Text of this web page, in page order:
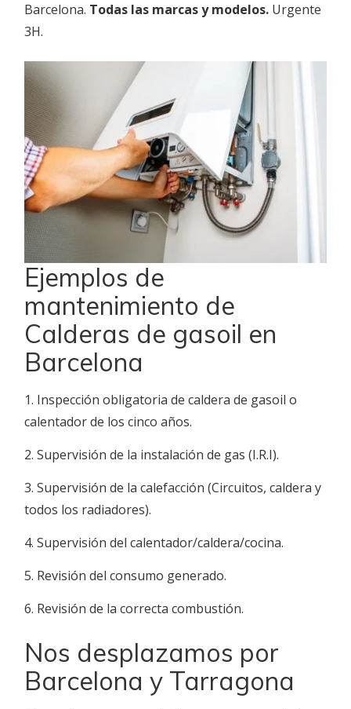
Barcelona. Todas las marcas y modelos. Urgente
3H.
Ejemplos de
mantenimiento de
Calderas de gasoil en
Barcelona
1. Inspección obligatoria de caldera de gasoil o
calentador de los cinco años.
2. Supervisión de la instalación de gas (I.R.I).
3. Supervisión de la calefacción (Circuitos, caldera y
todos los radiadores).
4. Supervisión del calentador/caldera/cocina.
5. Revisión del consumo generado.
6. Revisión de la correcta combustión.
Nos desplazamos por
Barcelona y Tarragona